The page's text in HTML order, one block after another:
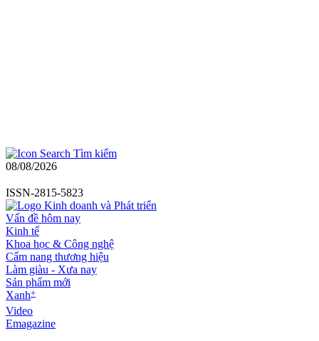
Tìm kiếm
08/08/2026
ISSN-2815-5823
Vấn đề hôm nay
Kinh tế
Khoa học & Công nghệ
Cẩm nang thương hiệu
Làm giàu - Xưa nay
Sản phẩm mới
Xanh+
Video
Emagazine